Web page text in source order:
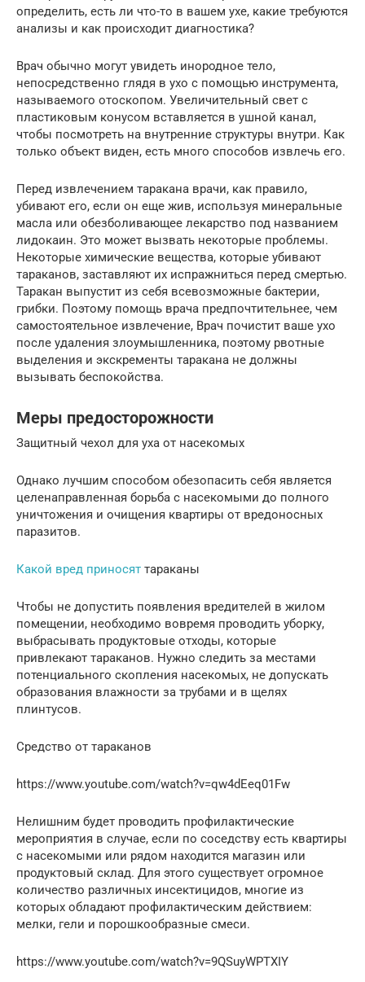
определить, есть ли что-то в вашем ухе, какие требуются
анализы и как происходит диагностика?
Врач обычно могут увидеть инородное тело,
непосредственно глядя в ухо с помощью инструмента,
называемого отоскопом. Увеличительный свет с
пластиковым конусом вставляется в ушной канал,
чтобы посмотреть на внутренние структуры внутри. Как
только объект виден, есть много способов извлечь его.
Перед извлечением таракана врачи, как правило,
убивают его, если он еще жив, используя минеральные
масла или обезболивающее лекарство под названием
лидокаин. Это может вызвать некоторые проблемы.
Некоторые химические вещества, которые убивают
тараканов, заставляют их испражниться перед смертью.
Таракан выпустит из себя всевозможные бактерии,
грибки. Поэтому помощь врача предпочтительнее, чем
самостоятельное извлечение, Врач почистит ваше ухо
после удаления злоумышленника, поэтому рвотные
выделения и экскременты таракана не должны
вызывать беспокойства.
Меры предосторожности
Защитный чехол для уха от насекомых
Однако лучшим способом обезопасить себя является
целенаправленная борьба с насекомыми до полного
уничтожения и очищения квартиры от вредоносных
паразитов.
Какой вред приносят тараканы
Чтобы не допустить появления вредителей в жилом
помещении, необходимо вовремя проводить уборку,
выбрасывать продуктовые отходы, которые
привлекают тараканов. Нужно следить за местами
потенциального скопления насекомых, не допускать
образования влажности за трубами и в щелях
плинтусов.
Средство от тараканов
https://www.youtube.com/watch?v=qw4dEeq01Fw
Нелишним будет проводить профилактические
мероприятия в случае, если по соседству есть квартиры
с насекомыми или рядом находится магазин или
продуктовый склад. Для этого существует огромное
количество различных инсектицидов, многие из
которых обладают профилактическим действием:
мелки, гели и порошкообразные смеси.
https://www.youtube.com/watch?v=9QSuyWPTXIY